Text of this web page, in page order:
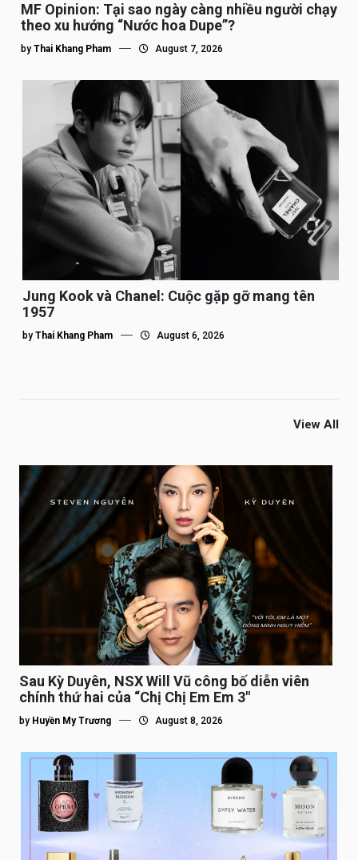
MF Opinion: Tại sao ngày càng nhiều người chạy
theo xu hướng “Nước hoa Dupe”?
by Thai Khang Pham August 7, 2026
Jung Kook và Chanel: Cuộc gặp gỡ mang tên
1957
by Thai Khang Pham August 6, 2026
View All
Sau Kỳ Duyên, NSX Will Vũ công bố diễn viên
chính thứ hai của “Chị Chị Em Em 3″
by Huyền My Trương August 8, 2026